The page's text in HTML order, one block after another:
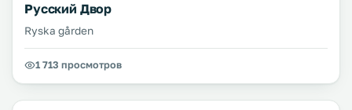
Русский Двор
Ryska gården
1 713 просмотров